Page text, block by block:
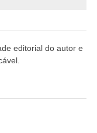
editorial do autor e